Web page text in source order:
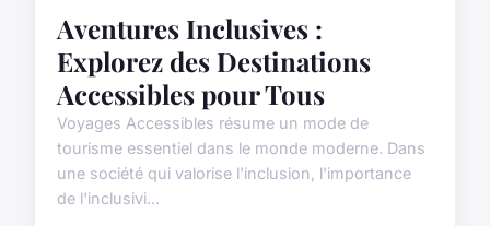
Aventures Inclusives :
Explorez des Destinations
Accessibles pour Tous
Voyages Accessibles résume un mode de
tourisme essentiel dans le monde moderne. Dans
une société qui valorise l'inclusion, l'importance
de l'inclusivi...